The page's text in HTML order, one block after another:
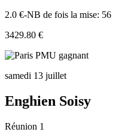
2.0 €-NB de fois la mise: 56
3429.80 €
samedi 13 juillet
Enghien Soisy
Réunion 1